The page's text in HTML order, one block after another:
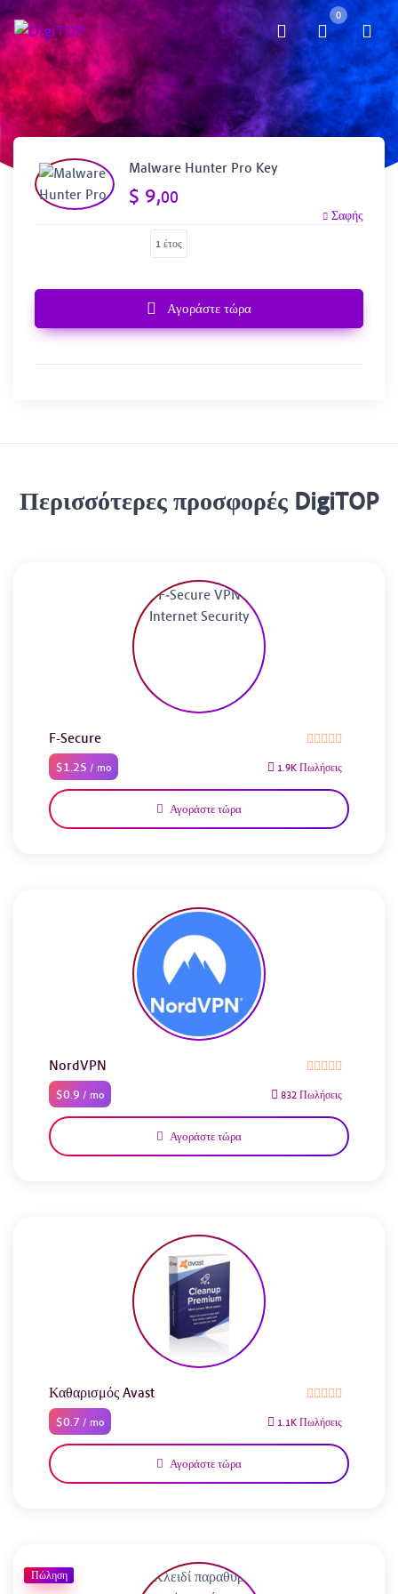
0
Malware Hunter Pro Key
$ 9,00
1 έτος
Σαφής
Αγοράστε τώρα
Περισσότερες προσφορές DigiTOP
F-Secure
$1.25 / mo 1.9K Πωλήσεις
Αγοράστε τώρα
NordVPN
$0.9 / mo 832 Πωλήσεις
Αγοράστε τώρα
Καθαρισμός Avast
$0.7 / mo 1.1K Πωλήσεις
Αγοράστε τώρα
Πώληση